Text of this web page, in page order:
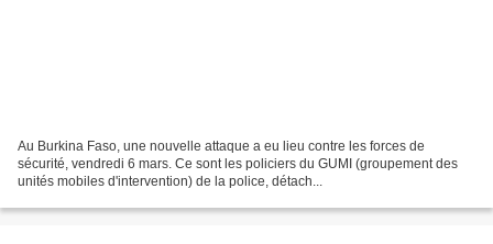
Au Burkina Faso, une nouvelle attaque a eu lieu contre les forces de
sécurité, vendredi 6 mars. Ce sont les policiers du GUMI (groupement des
unités mobiles d'intervention) de la police, détach...